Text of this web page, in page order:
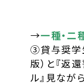
→一種・二
③貸与奨学
版）と『返
ル』見なが